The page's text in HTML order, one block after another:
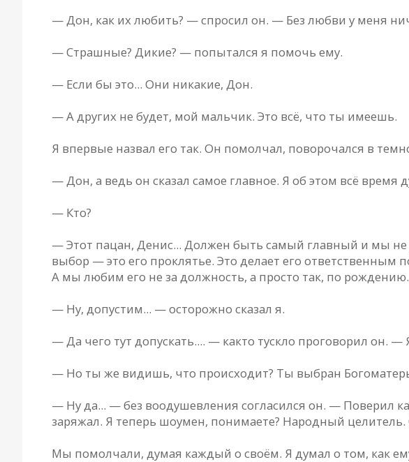
— Дон, как их любить? — спросил он. — Без любви у меня
— Страшные? Дикие? — попытался я помочь ему.
— Если бы это... Они никакие, Дон.
— А других не будет, мой мальчик. Это всё, что ты имеешь.
Я впервые назвал его так. Он помолчал, поворочался в
— Дон, а ведь он сказал самое главное. Я об этом всё время
— Кто?
— Этот пацан, Денис... Должен быть самый главный и мы
выбор — это его проклятье. Это делает его ответственным
А мы любим его не за должность, а просто так, по
— Ну, допустим... — осторожно сказал я.
— Да чего тут допускать.... — как­то тускло проговорил он.
— Но ты же видишь, что происходит? Ты выбран
— Ну да... — без воодушевления согласился он. — Поверил
заряжал. Я теперь шоумен, понимаете? Народный
Мы помолчали, думая каждый о своём. Я думал о том, как